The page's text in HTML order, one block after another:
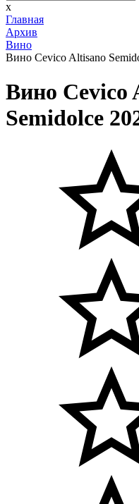
x
Главная
Архив
Вино
Вино Cevico Altisano
Вино Cevico
Semidolce